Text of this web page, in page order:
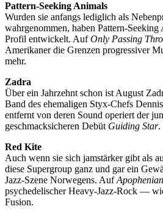
Pattern-Seeking Animals
Wurden sie anfangs lediglich als
wahrgenommen, haben Pattern-Seeking
Profil entwickelt. AufOnly Passing
Amerikaner die Grenzen progressiver
mehr.
Zadra
Über ein Jahrzehnt schon ist August
Band des ehemaligen Styx-Chefs
entfernt von deren Sound operiert der
geschmacksicheren Debüt Guiding Star.
Red Kite
Auch wenn sie sich jamstärker gibt als
diese Supergroup ganz und gar ein
Jazz-Szene Norwegens. Auf
psychedelischer Heavy-Jazz-Rock —
Fusion.